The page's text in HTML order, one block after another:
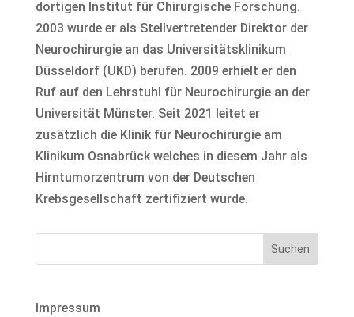
dortigen Institut für Chirurgische Forschung.
2003 wurde er als Stellvertretender Direktor der
Neurochirurgie an das Universitätsklinikum
Düsseldorf (UKD) berufen. 2009 erhielt er den
Ruf auf den Lehrstuhl für Neurochirurgie an der
Universität Münster. Seit 2021 leitet er
zusätzlich die Klinik für Neurochirurgie am
Klinikum Osnabrück welches in diesem Jahr als
Hirntumorzentrum von der Deutschen
Krebsgesellschaft zertifiziert wurde.
Impressum